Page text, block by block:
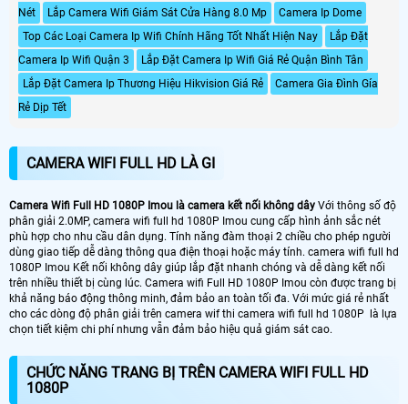
Nét
Lắp Camera Wifi Giám Sát Cửa Hàng 8.0 Mp
Camera Ip Dome
Top Các Loại Camera Ip Wifi Chính Hãng Tốt Nhất Hiện Nay
Lắp Đặt
Camera Ip Wifi Quận 3
Lắp Đặt Camera Ip Wifi Giá Rẻ Quận Bình Tân
Lắp Đặt Camera Ip Thương Hiệu Hikvision Giá Rẻ
Camera Gia Đình Gía
Rẻ Dịp Tết
CAMERA WIFI FULL HD LÀ GI
Camera Wifi Full HD 1080P Imou là camera kết nối không dây Với thông số độ
phân giải 2.0MP, camera wifi full hd 1080P Imou cung cấp hình ảnh sắc nét
phù hợp cho nhu cầu dân dụng. Tính năng đàm thoại 2 chiều cho phép người
dùng giao tiếp dễ dàng thông qua điện thoại hoặc máy tính. camera wifi full hd
1080P Imou Kết nối không dây giúp lắp đặt nhanh chóng và dễ dàng kết nối
trên nhiều thiết bị cùng lúc. Camera wifi Full HD 1080P Imou còn được trang bị
khả năng báo động thông minh, đảm bảo an toàn tối đa. Với mức giá rẻ nhất
cho các dòng độ phân giải trên camera wif thi camera wifi full hd 1080P là lựa
chọn tiết kiệm chi phí nhưng vẫn đảm bảo hiệu quả giám sát cao.
CHỨC NĂNG TRANG BỊ TRÊN CAMERA WIFI FULL HD
1080P